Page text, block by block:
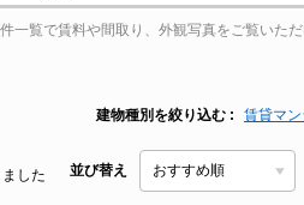
覧で賃料や間取り、外観写真をご覧いただ
建物種別を絞り込む 賃貸マン
した 並び替え